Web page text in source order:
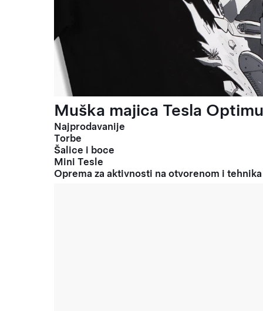
Muška majica Tesla
Najprodavanije
Torbe
Šalice i boce
Mini Tesle
Oprema za aktivnosti na otvorenom i tehnika